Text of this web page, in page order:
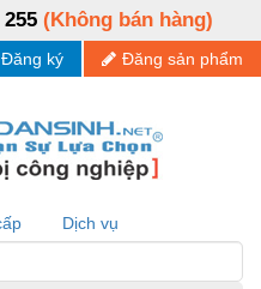
255 (Không bán hàng)
Đăng sản phẩm
Đăng ký
Dịch vụ